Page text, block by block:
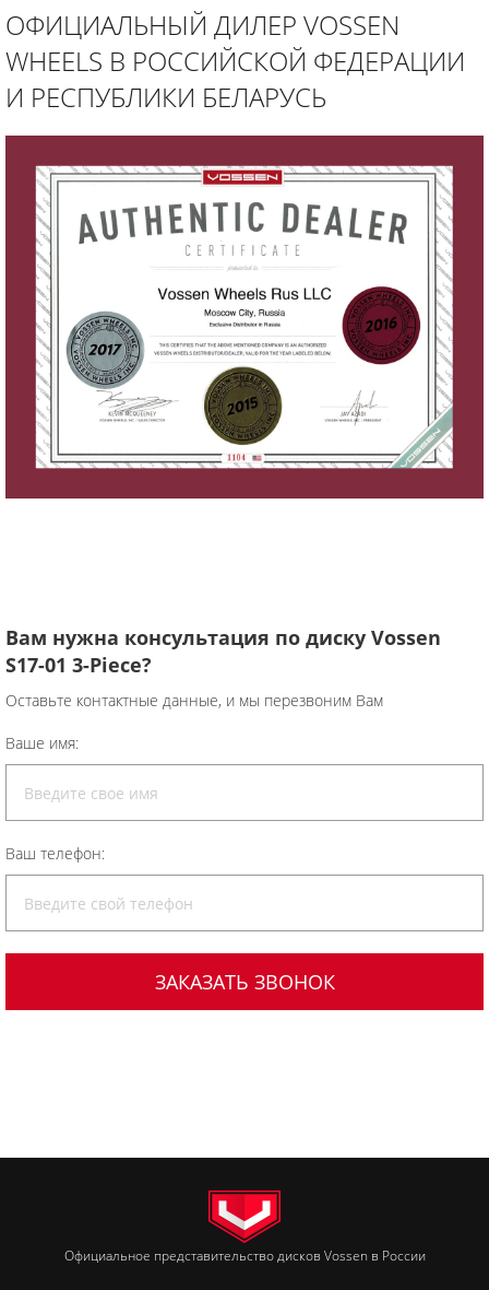
ОФИЦИАЛЬНЫЙ ДИЛЕР VOSSEN
WHEELS В РОССИЙСКОЙ ФЕДЕРАЦИИ
И РЕСПУБЛИКИ БЕЛАРУСЬ
Вам нужна консультация по диску Vossen
S17-01 3-Piece?
Оставьте контактные данные, и мы перезвоним Вам
Ваше имя:
Ваш телефон:
Официальное представительство дисков Vossen в России